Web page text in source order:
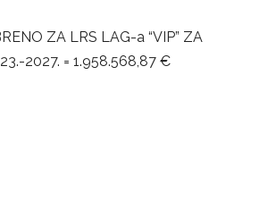
ZA LRS LAG-a “VIP” ZA
2027. = 1.958.568,87 €